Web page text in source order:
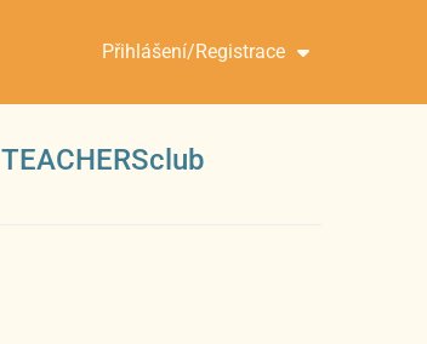
Přihlášení/Registrace
TEACHERSclub